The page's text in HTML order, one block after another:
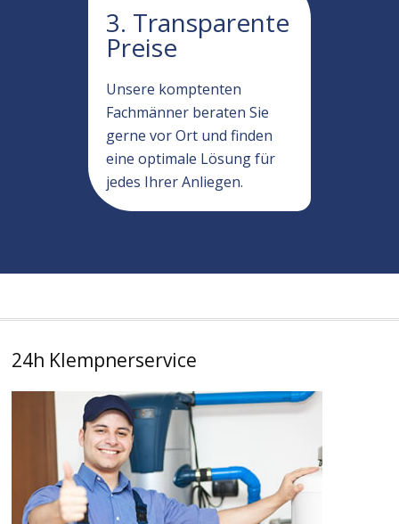
3. Transparente
Preise
Unsere komptenten
Fachmänner beraten Sie
gerne vor Ort und finden
eine optimale Lösung für
jedes Ihrer Anliegen.
24h Klempnerservice